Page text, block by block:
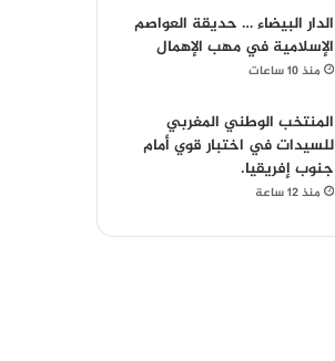
الدار البيضاء … حديقة العواصم
الإسلامية في مهب الإهمال
منذ 10 ساعات
المنتخب الوطني المغربي
للسيدات في اختبار قوي أمام
جنوب إفريقيا.
منذ 12 ساعة